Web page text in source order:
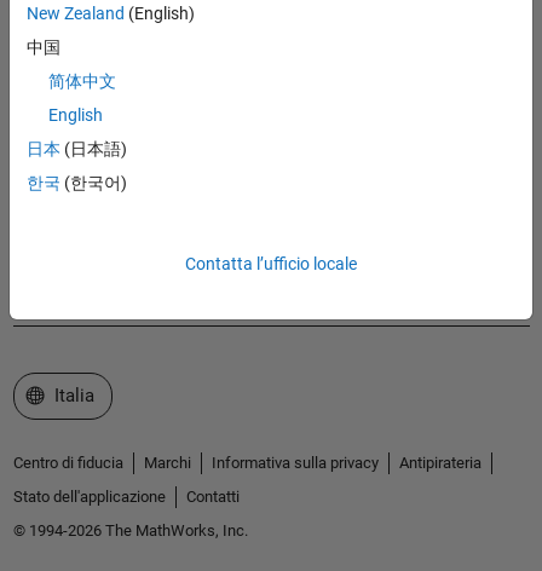
New Zealand (English)
中国
简体中文
English
日本 (日本語)
한국 (한국어)
Contatta l’ufficio locale
MathWorks
Accelerating the pace of engineering and science
Scopri i nostri prodotti
Seleziona un sito web
Italia
Centro di fiducia Marchi Informativa sulla privacy
Antipirateria
Stato dell'applicazione
Contatti
© 1994-2026 The MathWorks, Inc.